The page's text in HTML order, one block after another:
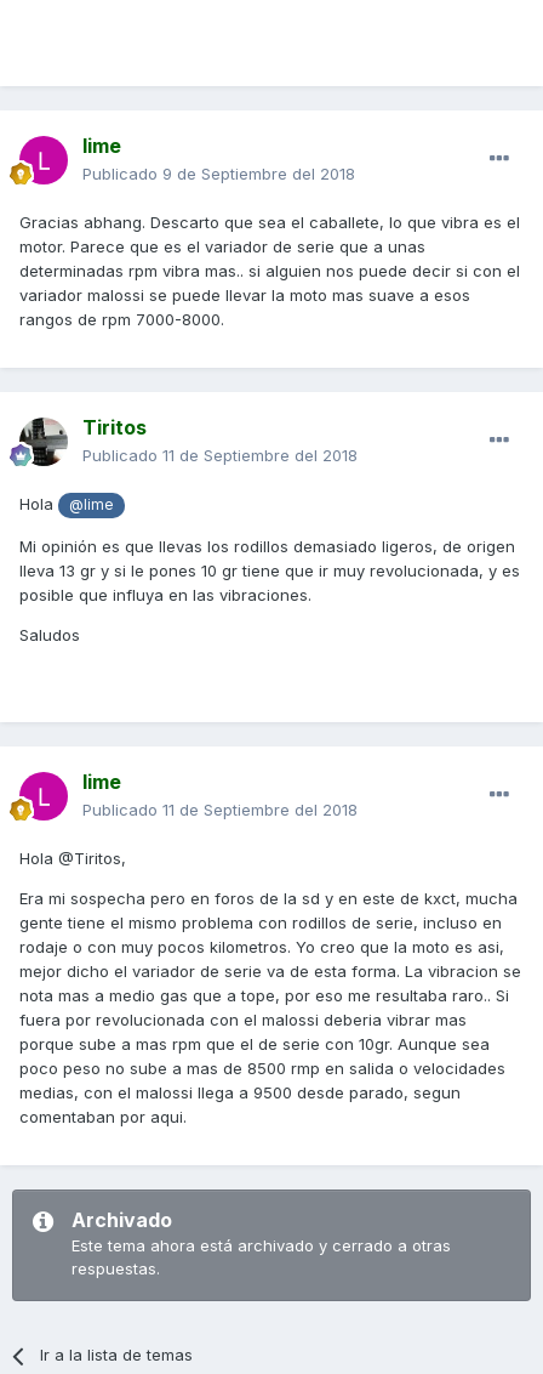
lime
Publicado 9 de Septiembre del 2018
Gracias abhang. Descarto que sea el caballete, lo que vibra es el
motor. Parece que es el variador de serie que a unas
determinadas rpm vibra mas.. si alguien nos puede decir si con el
variador malossi se puede llevar la moto mas suave a esos
rangos de rpm 7000-8000.
Tiritos
Publicado 11 de Septiembre del 2018
Hola @lime
Mi opinión es que llevas los rodillos demasiado ligeros, de origen
lleva 13 gr y si le pones 10 gr tiene que ir muy revolucionada, y es
posible que influya en las vibraciones.
Saludos
lime
Publicado 11 de Septiembre del 2018
Hola @Tiritos,
Era mi sospecha pero en foros de la sd y en este de kxct, mucha
gente tiene el mismo problema con rodillos de serie, incluso en
rodaje o con muy pocos kilometros. Yo creo que la moto es asi,
mejor dicho el variador de serie va de esta forma. La vibracion se
nota mas a medio gas que a tope, por eso me resultaba raro.. Si
fuera por revolucionada con el malossi deberia vibrar mas
porque sube a mas rpm que el de serie con 10gr. Aunque sea
poco peso no sube a mas de 8500 rmp en salida o velocidades
medias, con el malossi llega a 9500 desde parado, segun
comentaban por aqui.
Archivado
Este tema ahora está archivado y cerrado a otras
respuestas.
Ir a la lista de temas